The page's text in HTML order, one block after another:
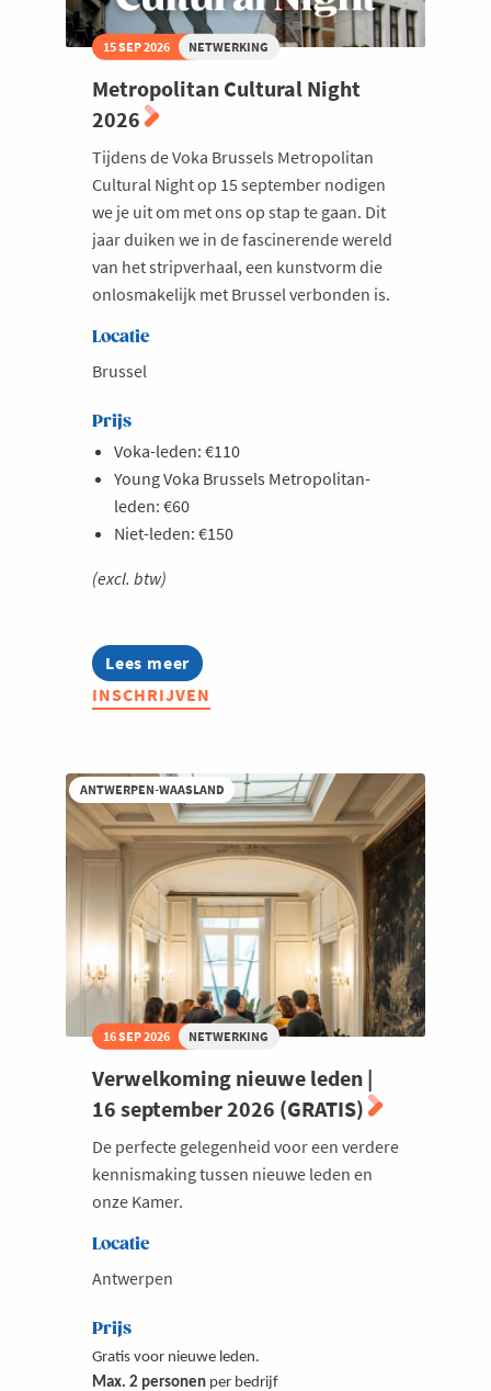
15 SEP 2026 NETWERKING
Metropolitan Cultural Night
2026
Tijdens de Voka Brussels Metropolitan
Cultural Night op 15 september nodigen
we je uit om met ons op stap te gaan. Dit
jaar duiken we in de fascinerende wereld
van het stripverhaal, een kunstvorm die
onlosmakelijk met Brussel verbonden is.
Locatie
Brussel
Prijs
Voka-leden: €110
Young Voka Brussels Metropolitan-
leden: €60
Niet-leden: €150
(excl. btw)
Lees meer
about
Metropolitan
Cultural
INSCHRIJVEN
ANTWERPEN-WAASLAND
16 SEP 2026 NETWERKING
Verwelkoming nieuwe leden |
16 september 2026 (GRATIS)
De perfecte gelegenheid voor een verdere
kennismaking tussen nieuwe leden en
onze Kamer.
Locatie
Antwerpen
Prijs
Gratis voor nieuwe leden.
Max. 2 personen per bedrijf